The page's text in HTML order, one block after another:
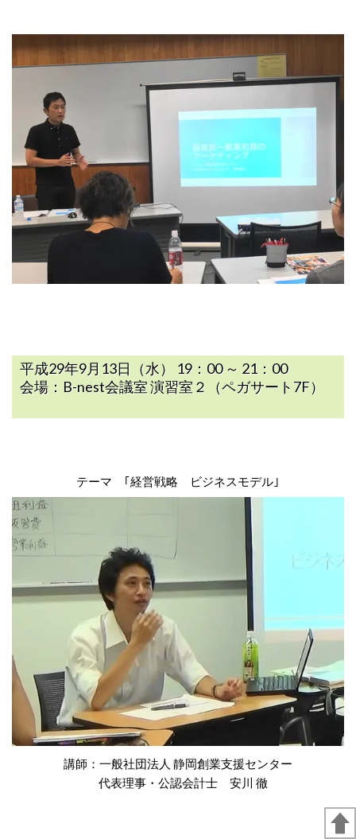
平成29年9月13日（水） 19：00 ～ 21：00
会場：B-nest会議室 演習室２（ペガサート7F）
テーマ ｢経営戦略 ビジネスモデル｣
講師：一般社団法人 静岡創業支援センター
代表理事・公認会計士 安川 徹